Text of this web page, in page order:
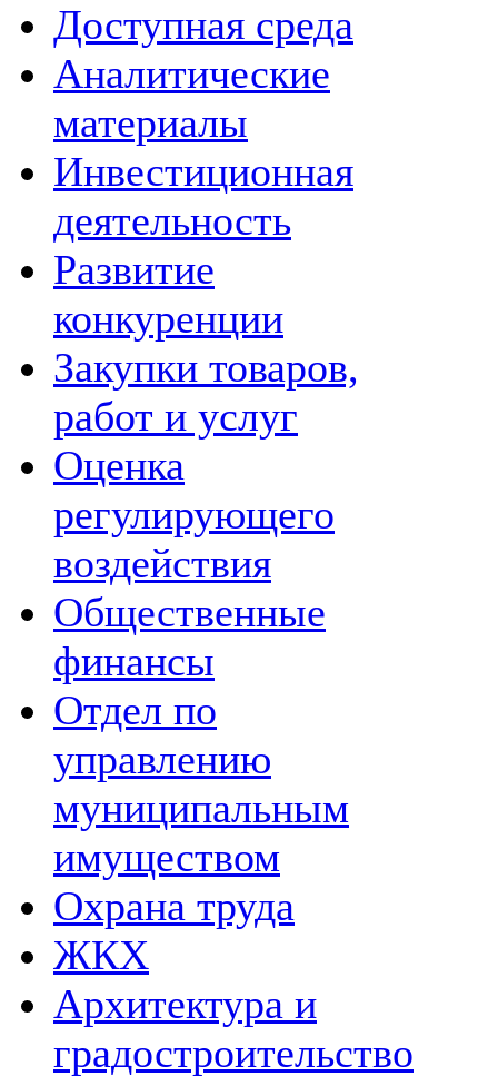
Доступная среда
Аналитические
материалы
Инвестиционная
деятельность
Развитие
конкуренции
Закупки товаров,
работ и услуг
Оценка
регулирующего
воздействия
Общественные
финансы
Отдел по
управлению
муниципальным
имуществом
Охрана труда
ЖКХ
Архитектура и
градостроительство